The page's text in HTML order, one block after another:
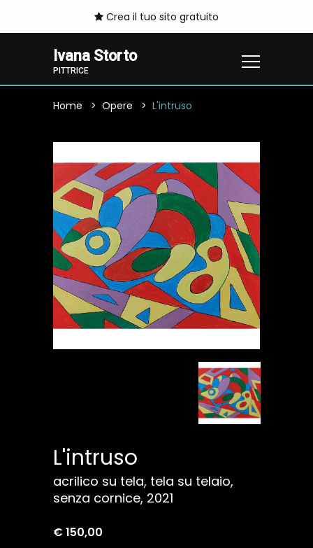
Crea il tuo sito gratuito
Ivana Storto
PITTRICE
Home Opere L'intruso
L'intruso
acrilico su tela, tela su telaio,
senza cornice, 2021
€ 150,00